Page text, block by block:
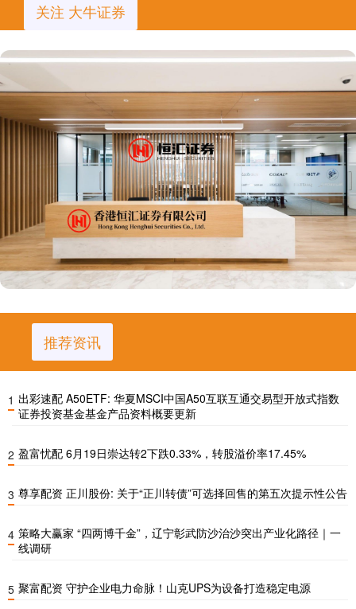
关注 大牛证券
推荐资讯
1 出彩速配 A50ETF: 华夏MSCI中国A50互联互通交易型开放式指数
证券投资基金基金产品资料概要更新
2 盈富忧配 6月19日崇达转2下跌0.33%，转股溢价率17.45%
3 尊享配资 正川股份: 关于“正川转债”可选择回售的第五次提示性公告
4 策略大赢家 “四两博千金”，辽宁彰武防沙治沙突出产业化路径｜一
线调研
5 聚富配资 守护企业电力命脉！山克UPS为设备打造稳定电源